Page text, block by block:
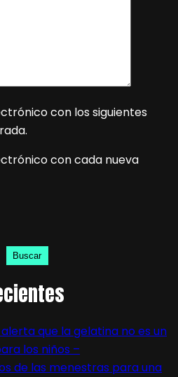
con los siguientes
con cada nueva
Buscar
que la gelatina no es un
los niños –
de las menestras para una